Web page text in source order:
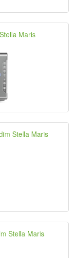
Maris
Stella Maris
Stella Maris